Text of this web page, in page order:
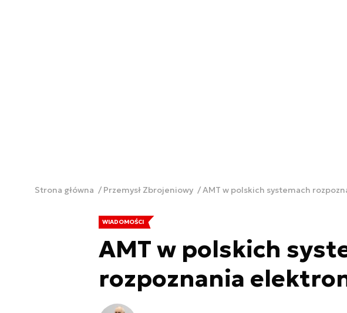
Strona główna Przemysł Zbrojeniowy AMT w polskich systemach
WIADOMOŚCI
AMT w polskich
rozpoznania